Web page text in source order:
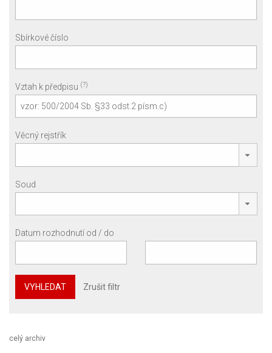
Sbírkové číslo
Vztah k předpisu (?)
Věcný rejstřík
Soud
Datum rozhodnutí od / do
VYHLEDAT Zrušit filtr
celý archiv